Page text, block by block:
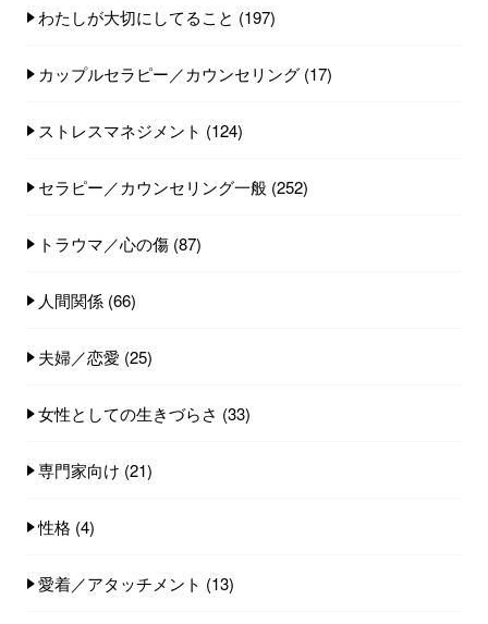
わたしが大切にしてること (197)
カップルセラピー／カウンセリング (17)
ストレスマネジメント (124)
セラピー／カウンセリング一般 (252)
トラウマ／心の傷 (87)
人間関係 (66)
夫婦／恋愛 (25)
女性としての生きづらさ (33)
専門家向け (21)
性格 (4)
愛着／アタッチメント (13)